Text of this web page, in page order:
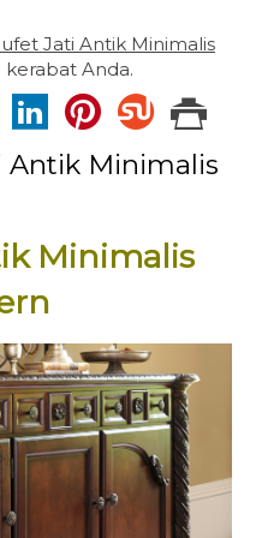
Jati Antik Minimalis
Anda.
Antik Minimalis
Minimalis